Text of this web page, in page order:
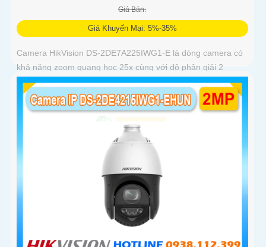
Giá Bán:
Giá Khuyến Mại: 5%-35%
Camera HikVision DS-2DE7A225IWG1-E là dòng camera có
khả năng zoom quang học 25x cùng với độ phân giải 2